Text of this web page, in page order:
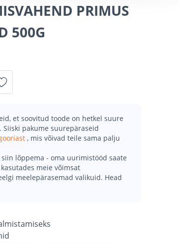
PRIMUS
500G
et soovitud toode on hetkel suure
pakume suurepäraseid
, mis võivad teile sama palju
lõppema - oma uurimistööd saate
meie võimsat
meelepärasemad valikuid. Head